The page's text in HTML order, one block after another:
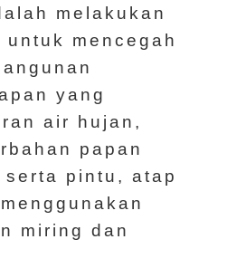
melakukan
mencegah
yang
air hujan,
papan
pintu, atap
miring dan